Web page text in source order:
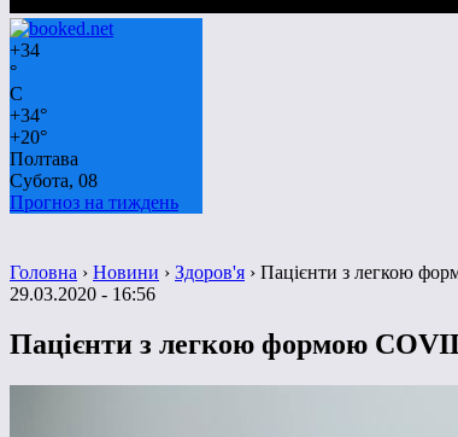
+34
°
C
+34°
+20°
Полтава
Субота, 08
Прогноз на тиждень
Головна › Новини › Здоров'я › Пацієнти з легкою
29.03.2020 - 16:56
Пацієнти з легкою формою